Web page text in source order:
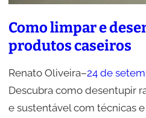
Como limpar e
produtos caseiros
Renato Oliveira–24 de
Descubra como desentupir
e sustentável com técnicas